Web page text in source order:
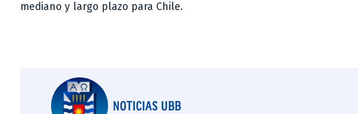
mediano y largo plazo para Chile.
NOTICIAS UBB